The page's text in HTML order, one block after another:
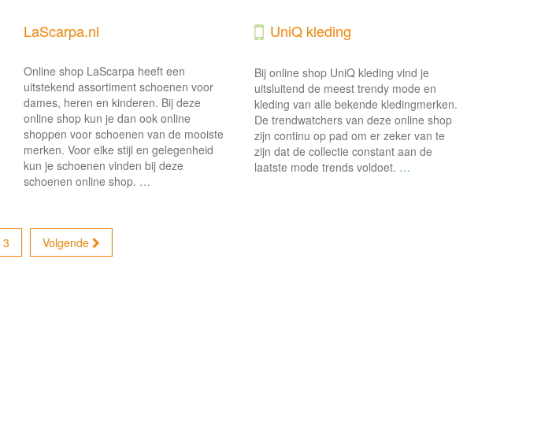
LaScarpa.nl
Online shop LaScarpa heeft een
uitstekend assortiment schoenen voor
dames, heren en kinderen. Bij deze
online shop kun je dan ook online
shoppen voor schoenen van de mooiste
merken. Voor elke stijl en gelegenheid
kun je schoenen vinden bij deze
schoenen online shop. …
UniQ kleding
Bij online shop UniQ kleding vind je
uitsluitend de meest trendy mode en
kleding van alle bekende kledingmerken.
De trendwatchers van deze online shop
zijn continu op pad om er zeker van te
zijn dat de collectie constant aan de
laatste mode trends voldoet. …
3 Volgende